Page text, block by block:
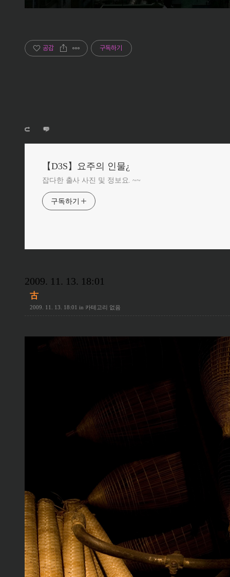
공감 구독하기
【D3S】요주의 인물¿
잡다한 출사 사진 및 정보요. ~~
구독하기
2009. 11. 13. 18:01
古
2009. 11. 13. 18:01 in 카테고리 없음